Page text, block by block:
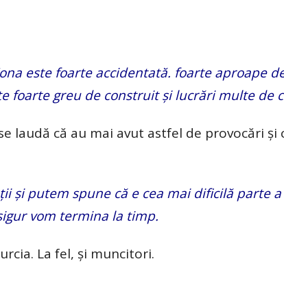
este foarte accidentată. foarte aproape
foarte greu de construit şi lucrări multe de
laudă că au mai avut astfel de provocări şi
şi putem spune că e cea mai dificilă parte
vom termina la timp.
La fel, şi muncitori.